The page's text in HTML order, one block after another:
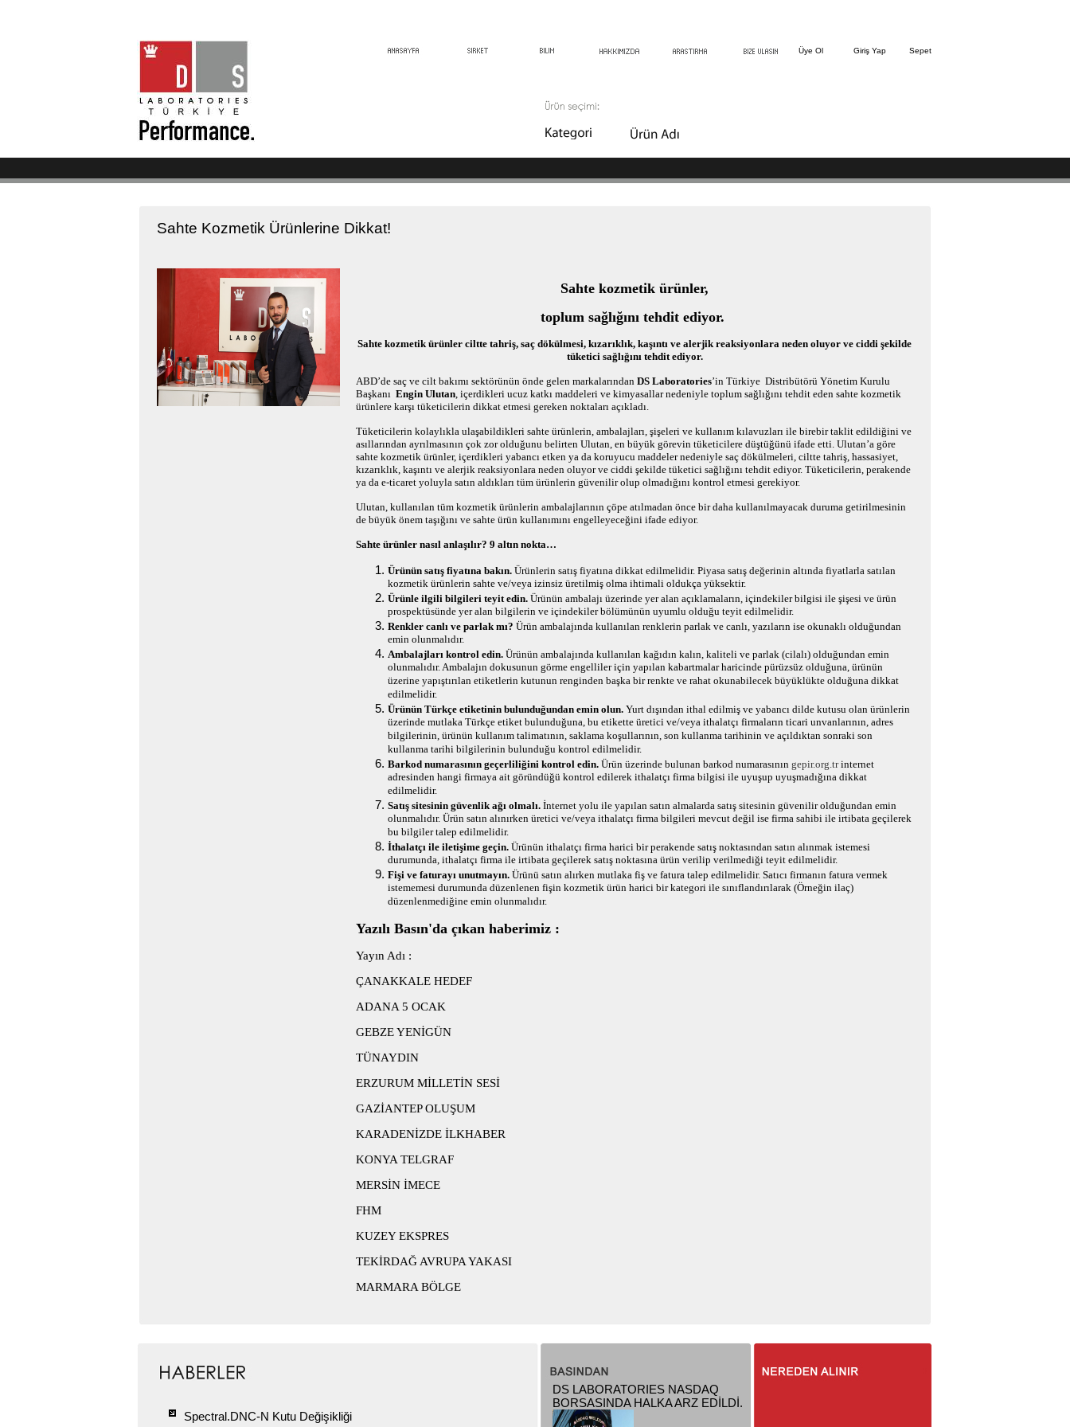
Üye Ol Giriş Yap Sepet
Sahte Kozmetik Ürünlerine Dikkat!
Sahte kozmetik ürünler,
toplum sağlığını tehdit ediyor.
Sahte kozmetik ürünler ciltte tahriş, saç dökülmesi, kızarıklık, kaşıntı ve alerjik reaksiyonlara neden oluyor ve ciddi şekilde
tüketici sağlığını tehdit ediyor.
ABD’de saç ve cilt bakımı sektörünün önde gelen markalarından DS Laboratories’in Türkiye Distribütörü Yönetim Kurulu
Başkanı Engin Ulutan, içerdikleri ucuz katkı maddeleri ve kimyasallar nedeniyle toplum sağlığını tehdit eden sahte kozmetik
ürünlere karşı tüketicilerin dikkat etmesi gereken noktaları açıkladı.
Tüketicilerin kolaylıkla ulaşabildikleri sahte ürünlerin, ambalajları, şişeleri ve kullanım kılavuzları ile birebir taklit edildiğini ve
asıllarından ayrılmasının çok zor olduğunu belirten Ulutan, en büyük görevin tüketicilere düştüğünü ifade etti. Ulutan’a göre
sahte kozmetik ürünler, içerdikleri yabancı etken ya da koruyucu maddeler nedeniyle saç dökülmeleri, ciltte tahriş, hassasiyet,
kızarıklık, kaşıntı ve alerjik reaksiyonlara neden oluyor ve ciddi şekilde tüketici sağlığını tehdit ediyor. Tüketicilerin, perakende
ya da e-ticaret yoluyla satın aldıkları tüm ürünlerin güvenilir olup olmadığını kontrol etmesi gerekiyor.
Ulutan, kullanılan tüm kozmetik ürünlerin ambalajlarının çöpe atılmadan önce bir daha kullanılmayacak duruma getirilmesinin
de büyük önem taşığını ve sahte ürün kullanımını engelleyeceğini ifade ediyor.
Sahte ürünler nasıl anlaşılır? 9 altın nokta…
Ürünün satış fiyatına bakın. Ürünlerin satış fiyatına dikkat edilmelidir. Piyasa satış değerinin altında fiyatlarla satılan
kozmetik ürünlerin sahte ve/veya izinsiz üretilmiş olma ihtimali oldukça yüksektir.
Ürünle ilgili bilgileri teyit edin. Ürünün ambalajı üzerinde yer alan açıklamaların, içindekiler bilgisi ile şişesi ve ürün
prospektüsünde yer alan bilgilerin ve içindekiler bölümünün uyumlu olduğu teyit edilmelidir.
Renkler canlı ve parlak mı? Ürün ambalajında kullanılan renklerin parlak ve canlı, yazıların ise okunaklı olduğundan
emin olunmalıdır.
Ambalajları kontrol edin. Ürünün ambalajında kullanılan kağıdın kalın, kaliteli ve parlak (cilalı) olduğundan emin
olunmalıdır. Ambalajın dokusunun görme engelliler için yapılan kabartmalar haricinde pürüzsüz olduğuna, ürünün
üzerine yapıştırılan etiketlerin kutunun renginden başka bir renkte ve rahat okunabilecek büyüklükte olduğuna dikkat
edilmelidir.
Ürünün Türkçe etiketinin bulunduğundan emin olun. Yurt dışından ithal edilmiş ve yabancı dilde kutusu olan ürünlerin
üzerinde mutlaka Türkçe etiket bulunduğuna, bu etikette üretici ve/veya ithalatçı firmaların ticari unvanlarının, adres
bilgilerinin, ürünün kullanım talimatının, saklama koşullarının, son kullanma tarihinin ve açıldıktan sonraki son
kullanma tarihi bilgilerinin bulunduğu kontrol edilmelidir.
Barkod numarasının geçerliliğini kontrol edin. Ürün üzerinde bulunan barkod numarasının gepir.org.trinternet
adresinden hangi firmaya ait göründüğü kontrol edilerek ithalatçı firma bilgisi ile uyuşup uyuşmadığına dikkat
edilmelidir.
Satış sitesinin güvenlik ağı olmalı. İnternet yolu ile yapılan satın almalarda satış sitesinin güvenilir olduğundan emin
olunmalıdır. Ürün satın alınırken üretici ve/veya ithalatçı firma bilgileri mevcut değil ise firma sahibi ile irtibata geçilerek
bu bilgiler talep edilmelidir.
İthalatçı ile iletişime geçin. Ürünün ithalatçı firma harici bir perakende satış noktasından satın alınmak istemesi
durumunda, ithalatçı firma ile irtibata geçilerek satış noktasına ürün verilip verilmediği teyit edilmelidir.
Fişi ve faturayı unutmayın. Ürünü satın alırken mutlaka fiş ve fatura talep edilmelidir. Satıcı firmanın fatura vermek
istememesi durumunda düzenlenen fişin kozmetik ürün harici bir kategori ile sınıflandırılarak (Örneğin ilaç)
düzenlenmediğine emin olunmalıdır.
Yazılı Basın'da çıkan haberimiz :
Yayın Adı :
ÇANAKKALE HEDEF
ADANA 5 OCAK
GEBZE YENİGÜN
TÜNAYDIN
ERZURUM MİLLETİN SESİ
GAZİANTEP OLUŞUM
KARADENİZDE İLKHABER
KONYA TELGRAF
MERSİN İMECE
FHM
KUZEY EKSPRES
TEKİRDAĞ AVRUPA YAKASI
MARMARA BÖLGE
DS LABORATORIES NASDAQ
BORSASINDA HALKA ARZ EDİLDİ.
Spectral.DNC-N Kutu Değişikliği